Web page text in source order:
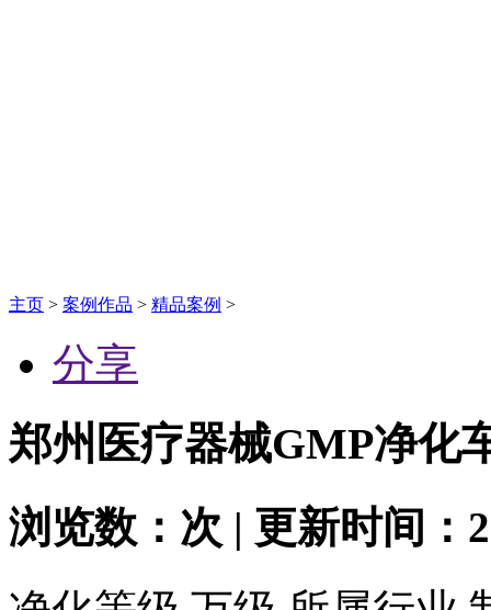
主页 > 案例作品 > 精品案例 >
分享
郑州医疗器械GMP净化
浏览数： 次 | 更新时间：